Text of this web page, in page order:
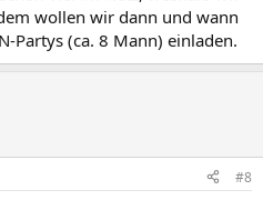
wollen wir dann und wann
Partys (ca. 8 Mann) einladen.
#8